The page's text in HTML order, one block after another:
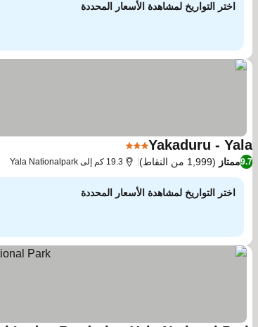
اختر التواريخ لمشاهدة الأسعار المحددة
Yakaduru - Yala3 عدد النجوم
9.7ممتاز (1,999 من النقاط) 19.3 كم إلى Yala Nationalpark
اختر التواريخ لمشاهدة الأسعار المحددة